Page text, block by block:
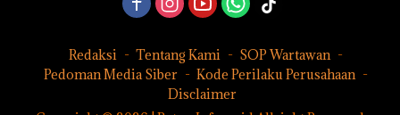
Redaksi Tentang Kami
SOP Wartawan
Pedoman Media Siber
Kode Perilaku Perusahaan
Disclaimer